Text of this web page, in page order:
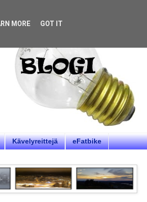
Kävelyreittejä eFatbike
MORE GOT IT